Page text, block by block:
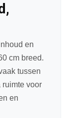
en
cm breed.
tussen
ruimte voor
en